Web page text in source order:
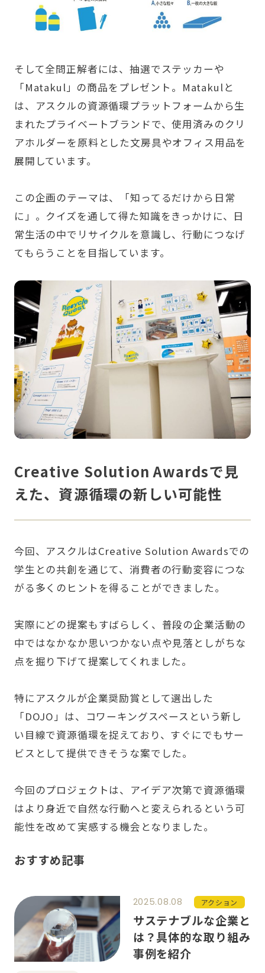
そして全問正解者には、抽選でステッカーや
「Matakul」 の商品をプレゼント。Matakulと
は、アスクルの資源循環プラットフォームから生
まれたプライベートブランドで、使用済みのクリ
アホルダーを原料とした文房具やオフィス用品を
展開しています。
この企画のテーマは、「知ってるだけから日常
に」。クイズを通して得た知識をきっかけに、日
常生活の中でリサイクルを意識し、行動につなげ
てもらうことを目指しています。
Creative Solution Awardsで見
えた、資源循環の新しい可能性
今回、アスクルはCreative Solution Awardsでの
学生との共創を通じて、消費者の行動変容につな
がる多くのヒントを得ることができました。
実際にどの提案もすばらしく、普段の企業活動の
中ではなかなか思いつかない点や見落としがちな
点を掘り下げて提案してくれました。
特にアスクルが企業奨励賞として選出した
「DOJO」は、コワーキングスペースという新し
い目線で資源循環を捉えており、すぐにでもサー
ビスとして提供できそうな案でした。
今回のプロジェクトは、アイデア次第で資源循環
はより身近で自然な行動へと変えられるという可
能性を改めて実感する機会となりました。
おすすめ記事
アクション
2025.08.08
サステナブルな企業と
は？具体的な取り組み
事例を紹介